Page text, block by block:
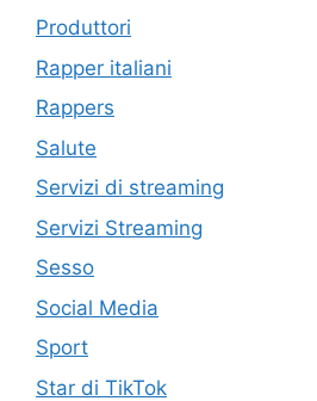
Produttori
Rapper italiani
Rappers
Salute
Servizi di streaming
Servizi Streaming
Sesso
Social Media
Sport
Star di TikTok